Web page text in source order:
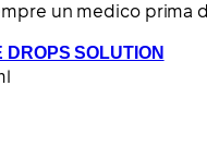
un medico prima
SOLUTION